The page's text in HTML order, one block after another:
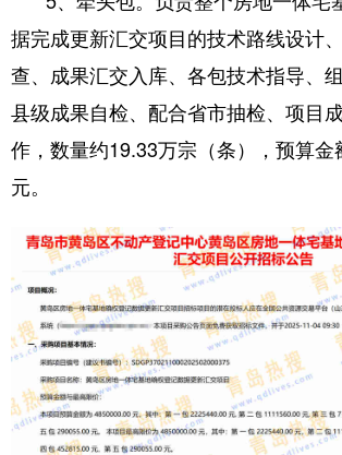
据完成更新汇交项目的技术路线设计
查、成果汇交入库、各包技术指导、组
县级成果自检、配合省市抽检、项目
作，数量约19.33万宗（条），预算
元。